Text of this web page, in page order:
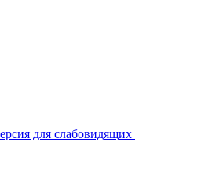
для слабовидящих